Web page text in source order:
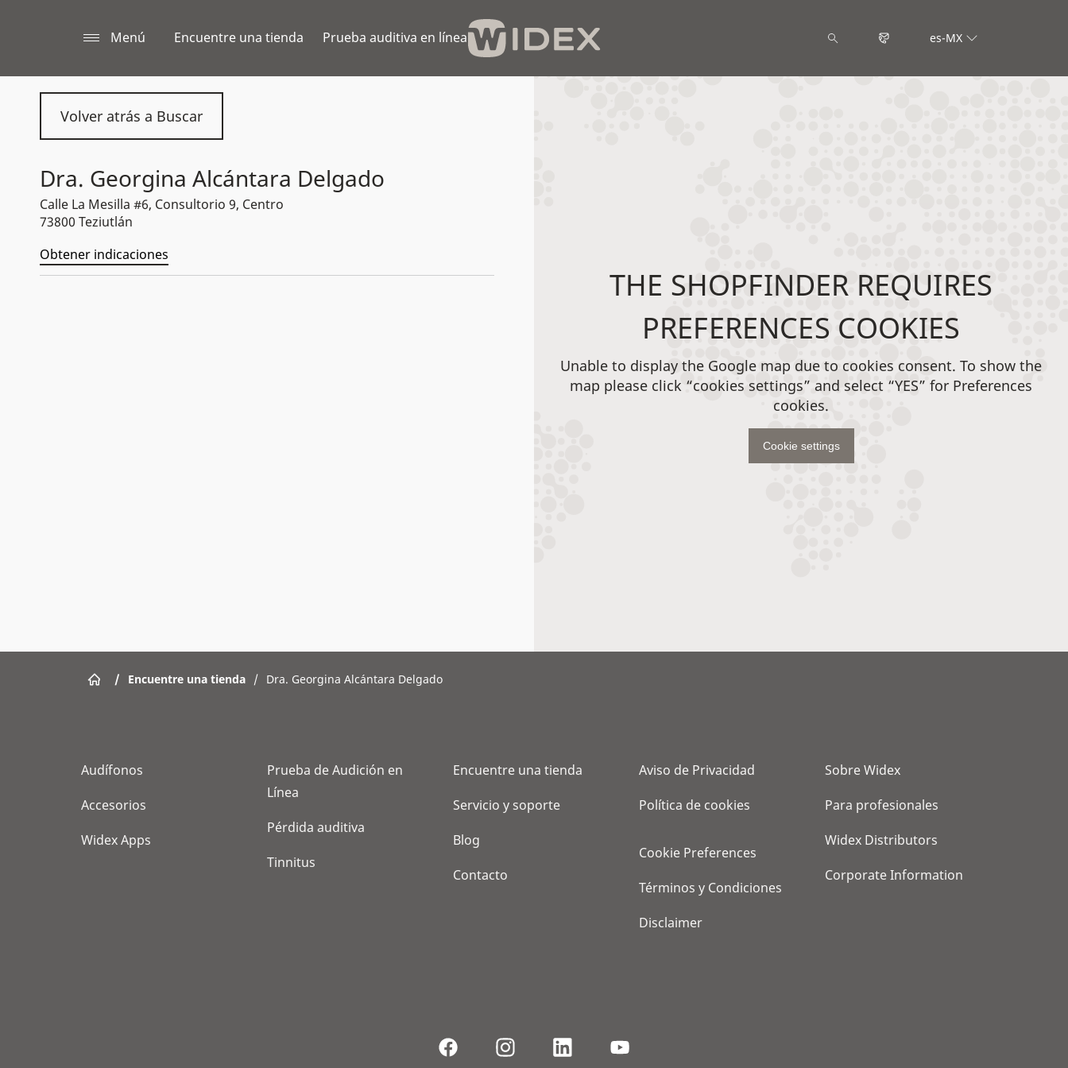
Menú Encuentre una tienda Prueba auditiva en línea es-MX
Volver atrás a Buscar
Dra. Georgina Alcántara Delgado
Calle La Mesilla #6, Consultorio 9, Centro
73800 Teziutlán
Obtener indicaciones
THE SHOPFINDER REQUIRES
PREFERENCES COOKIES
Unable to display the Google map due to cookies consent. To show the
map please click “cookies settings” and select “YES” for Preferences
cookies.
Cookie settings
/ Encuentre una tienda / Dra. Georgina Alcántara Delgado
Audífonos
Accesorios
Widex Apps
Prueba de Audición en
Línea
Pérdida auditiva
Tinnitus
Encuentre una tienda
Servicio y soporte
Blog
Contacto
Aviso de Privacidad
Política de cookies
Cookie Preferences
Términos y Condiciones
Disclaimer
Sobre Widex
Para profesionales
Widex Distributors
Corporate Information